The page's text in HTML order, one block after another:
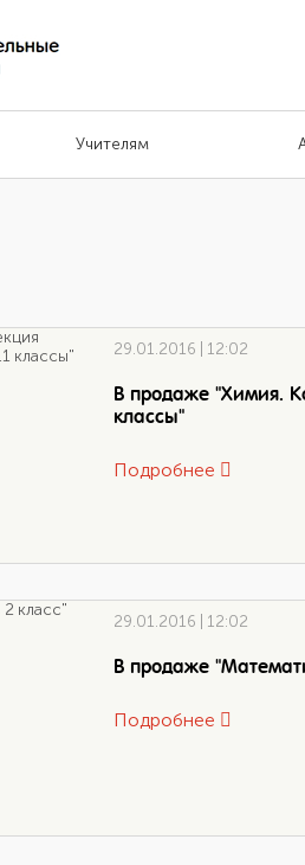
Учителям
29.01.2016 | 12:02
В продаже "Химия.
классы"
Подробнее
29.01.2016 | 12:02
В продаже
Подробнее